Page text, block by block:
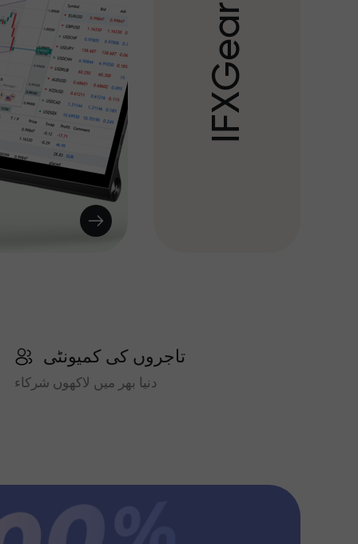
I
F
X
G
e
a
r
تاجروں کی کمیونٹی
دنیا بھر میں لاکھوں شرکاء